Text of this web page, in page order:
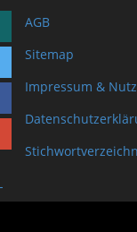
AGB
Sitemap
Impressum &